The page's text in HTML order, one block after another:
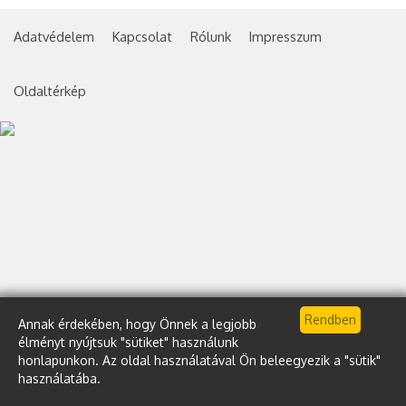
Annak érdekében, hogy Önnek a legjobb
élményt nyújtsuk "sütiket" használunk
honlapunkon. Az oldal használatával Ön beleegyezik a "sütik"
használatába.
Adatvédelem Kapcsolat Rólunk Impresszum
Oldaltérkép